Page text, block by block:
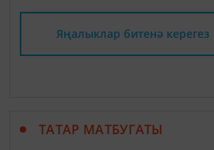
Яңалыклар битенә керегез
ТАТАР МАТБУГАТЫ